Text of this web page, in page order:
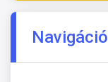
Navigáció